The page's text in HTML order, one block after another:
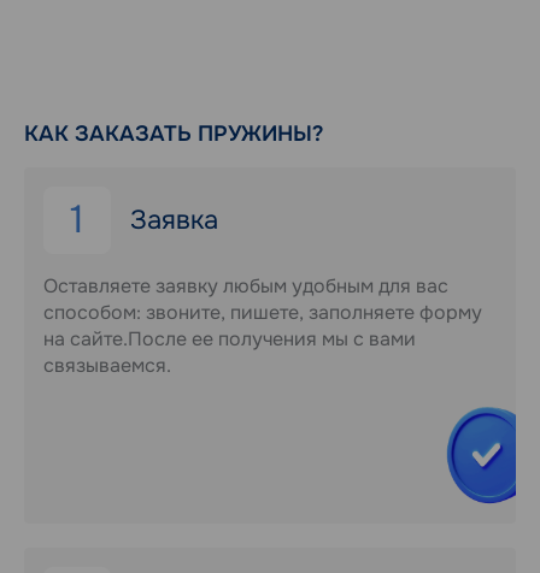
КАК ЗАКАЗАТЬ ПРУЖИНЫ?
1 Заявка
Оставляете заявку любым удобным для вас
способом: звоните, пишете, заполняете форму
на сайте.После ее получения мы с вами
связываемся.